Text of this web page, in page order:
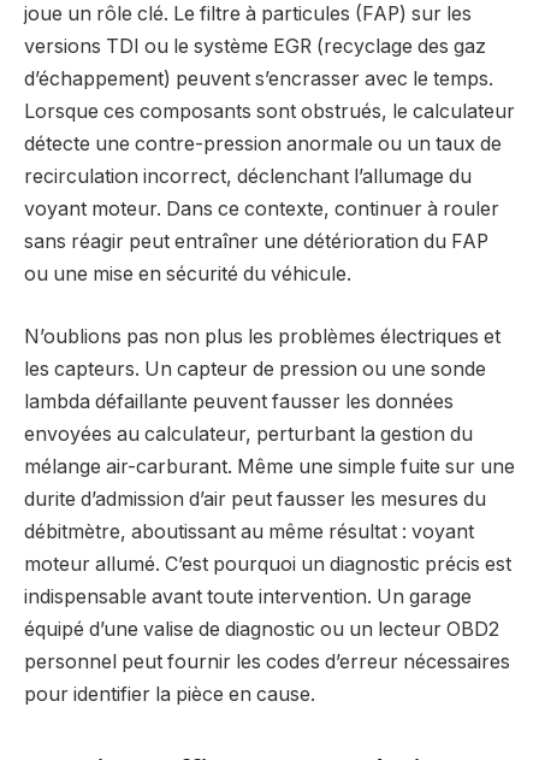
joue un rôle clé. Le filtre à particules (FAP) sur les
versions TDI ou le système EGR (recyclage des gaz
d’échappement) peuvent s’encrasser avec le temps.
Lorsque ces composants sont obstrués, le calculateur
détecte une contre-pression anormale ou un taux de
recirculation incorrect, déclenchant l’allumage du
voyant moteur. Dans ce contexte, continuer à rouler
sans réagir peut entraîner une détérioration du FAP
ou une mise en sécurité du véhicule.
N’oublions pas non plus les problèmes électriques et
les capteurs. Un capteur de pression ou une sonde
lambda défaillante peuvent fausser les données
envoyées au calculateur, perturbant la gestion du
mélange air-carburant. Même une simple fuite sur une
durite d’admission d’air peut fausser les mesures du
débitmètre, aboutissant au même résultat : voyant
moteur allumé. C’est pourquoi un diagnostic précis est
indispensable avant toute intervention. Un garage
équipé d’une valise de diagnostic ou un lecteur OBD2
personnel peut fournir les codes d’erreur nécessaires
pour identifier la pièce en cause.